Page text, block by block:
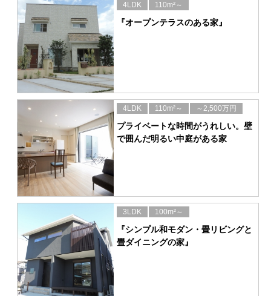
4LDK 110m²～
『オープンテラスのある家』
4LDK 110m²～ ～2,500万円
プライベートな時間がうれしい。壁
で囲んだ明るい中庭がある家
3LDK 100m²～
『シンプル和モダン・畳リビングと
畳ダイニングの家』